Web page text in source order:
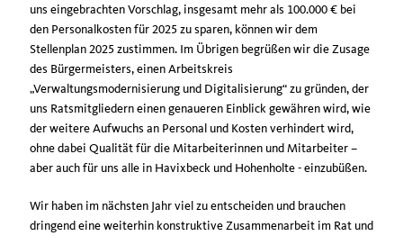
uns eingebrachten Vorschlag, insgesamt mehr als 100.000 € bei
den Personalkosten für 2025 zu sparen, können wir dem
Stellenplan 2025 zustimmen. Im Übrigen begrüßen wir die Zusage
des Bürgermeisters, einen Arbeitskreis
Verwaltungsmodernisierung und Digitalisierung“ zu gründen, der
uns Ratsmitgliedern einen genaueren Einblick gewähren wird, wie
der weitere Aufwuchs an Personal und Kosten verhindert wird,
ohne dabei Qualität für die Mitarbeiterinnen und Mitarbeiter –
aber auch für uns alle in Havixbeck und Hohenholte - einzubüßen.
Wir haben im nächsten Jahr viel zu entscheiden und brauchen
dringend eine weiterhin konstruktive Zusammenarbeit im Rat und